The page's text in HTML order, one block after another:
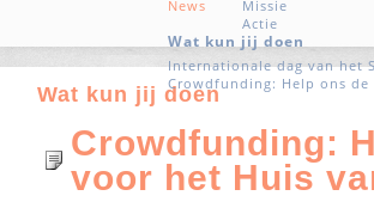
News
Missie
Actie
Wat kun jij doen
Internationale dag van het
Crowdfunding: Help ons de
Wat kun jij doen
Crowdfunding:
voor het Huis